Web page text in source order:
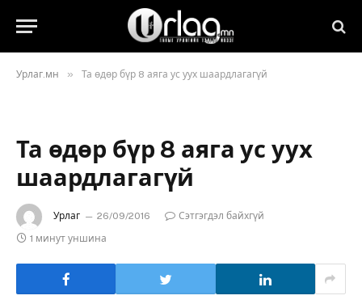
Урлаг.мн » Та өдөр бүр 8 аяга ус уух шаардлагагүй
Та өдөр бүр 8 аяга ус уух
шаардлагагүй
Урлаг 26/09/2016
Сэтгэгдэл байхгүй
1 минут уншина